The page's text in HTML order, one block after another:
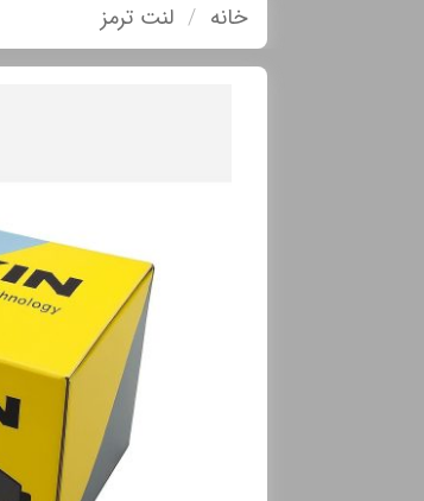
خانه / لنت ترمز